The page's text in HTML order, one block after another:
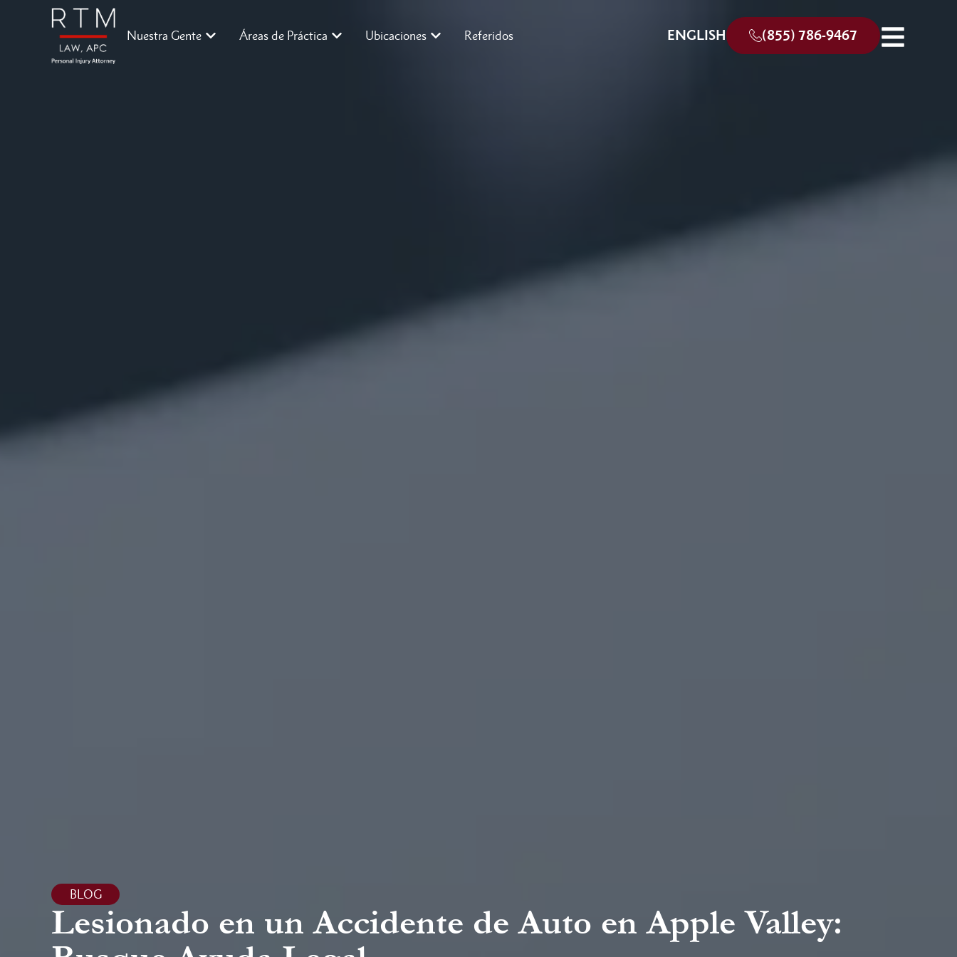
Nuestra Gente Áreas de Práctica Ubicaciones Referidos ENGLISH (855) 786-9467
BLOG
Lesionado en un Accidente de Auto en Apple Valley: